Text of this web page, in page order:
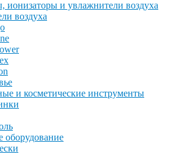
ионизаторы и увлажнители воздуха
воздуха
и косметические инструменты
оборудование